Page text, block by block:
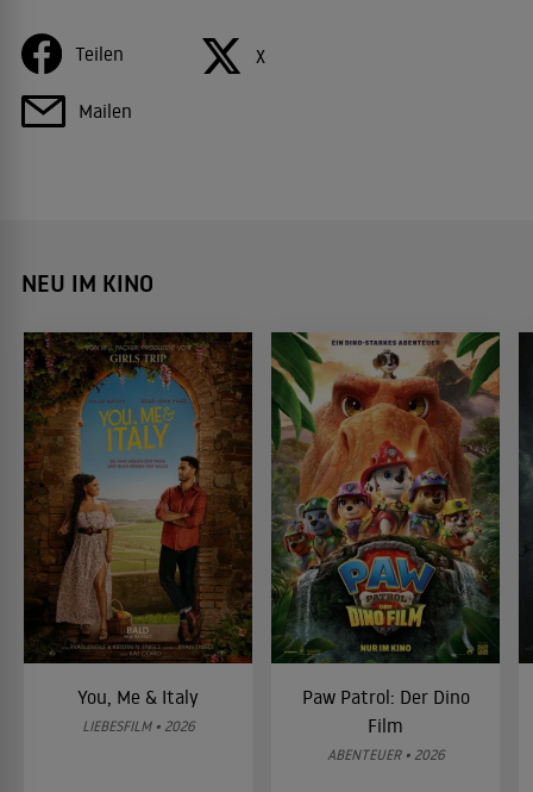
Teilen X
Mailen
NEU IM KINO
You, Me & Italy
LIEBESFILM • 2026
Paw Patrol: Der Dino
Film
ABENTEUER • 2026